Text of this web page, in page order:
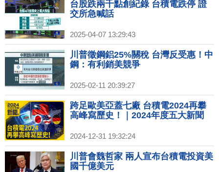
台股跌兩千點創紀錄 台積電跌停 證
交所急喊話
2025-04-07 13:29:43
川普徵鋼鋁25%關稅 台灣反受惠！中
鋼：有利銷美競爭
2025-02-11 20:39:27
跨足歐美亞蓋七廠 台積電2024再攀
高峰寫歷史！｜2024年度五大新聞
2024-12-31 19:32:24
川普會魏哲家 兩人宣布台積電投資美
國千億美元